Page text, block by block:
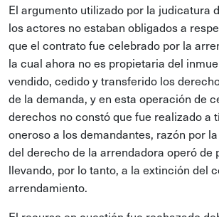
El argumento utilizado por la judicatura
los actores no estaban obligados a
que el contrato fue celebrado por la
la cual ahora no es propietaria del
vendido, cedido y transferido los
de la demanda, y en esta operación de
derechos no constó que fue realizado a
oneroso a los demandantes, razón por
del derecho de la arrendadora operó de
llevando, por lo tanto, a la extinción del
arrendamiento.